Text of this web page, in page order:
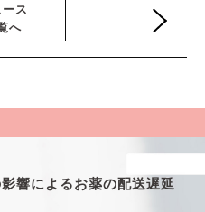
ス
へ
響によるお薬の配送遅延